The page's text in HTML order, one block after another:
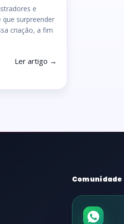
e
surpreender
criação, a fim
Ler artigo →
Comunidade